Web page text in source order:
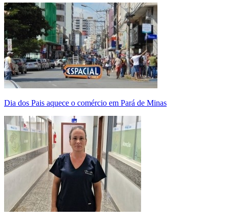
Dia dos Pais aquece o comércio em Pará de Minas